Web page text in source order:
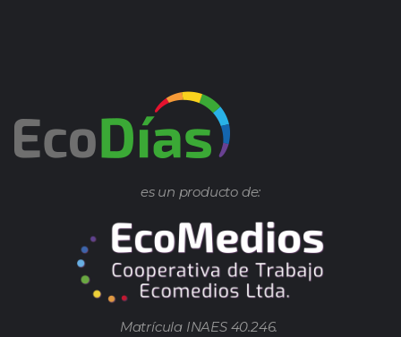
es un producto de:
Matrícula INAES 40.246.